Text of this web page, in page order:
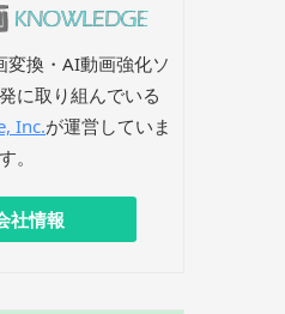
変換・AI動画強化ソ
に取り組んでいる
Inc.が運営していま
す。
社情報